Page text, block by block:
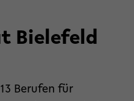
Bielefeld
Berufen für